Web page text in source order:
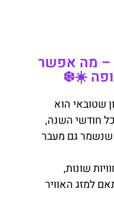
– מה אפשר
☀️❄️
שטובאי הוא
חודשי השנה,
שנשמר גם מעבר
שונות,
למזג האוויר